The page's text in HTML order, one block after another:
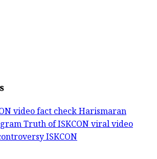
video fact checkHarismaran
Truth of ISKCON viral video
ISKCON